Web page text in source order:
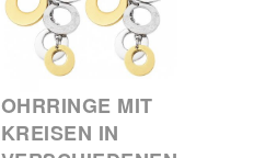
OHRRINGE MIT
KREISEN IN